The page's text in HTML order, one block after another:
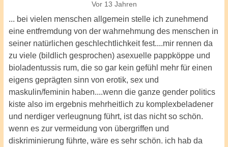
Vor 13 Jahren
... bei vielen menschen allgemein stelle ich zunehmend
eine entfremdung von der wahrnehmung des menschen in
seiner natürlichen geschlechtlichkeit fest....mir rennen da
zu viele (bildlich gesprochen) asexuelle pappköppe und
bioladentussis rum, die so gar kein gefühl mehr für einen
eigens geprägten sinn von erotik, sex und
maskulin/feminin haben....wenn die ganze gender politics
kiste also im ergebnis mehrheitlich zu komplexbeladener
und nerdiger verleugnung führt, ist das nicht so schön.
wenn es zur vermeidung von übergriffen und
diskriminierung führte, wäre es sehr schön. ich hab da